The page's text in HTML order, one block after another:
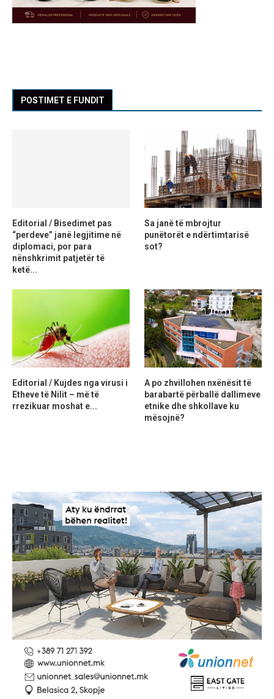
POSTIMET E FUNDIT
Editorial / Bisedimet pas
“perdeve” janë legjitime në
diplomaci, por para
nënshkrimit patjetër të
ketë...
Sa janë të mbrojtur
punëtorët e ndërtimtarisë
sot?
Editorial / Kujdes nga virusi i
Etheve të Nilit – më të
rrezikuar moshat e...
A po zhvillohen nxënësit të
barabartë përballë dallimeve
etnike dhe shkollave ku
mësojnë?